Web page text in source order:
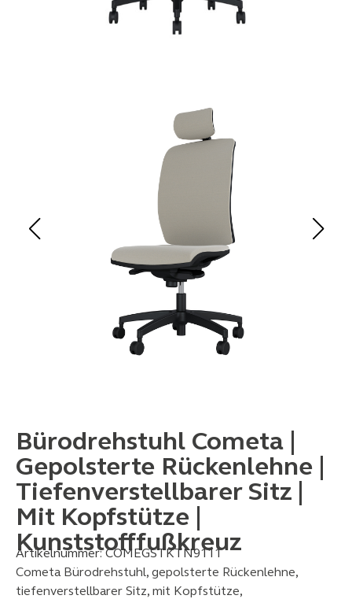
Bürodrehstuhl Cometa |
Gepolsterte Rückenlehne |
Tiefenverstellbarer Sitz |
Mit Kopfstütze |
Kunststofffußkreuz
Artikelnummer:COMEGSTKTN9111
Cometa Bürodrehstuhl, gepolsterte Rückenlehne,
tiefenverstellbarer Sitz, mit Kopfstütze,